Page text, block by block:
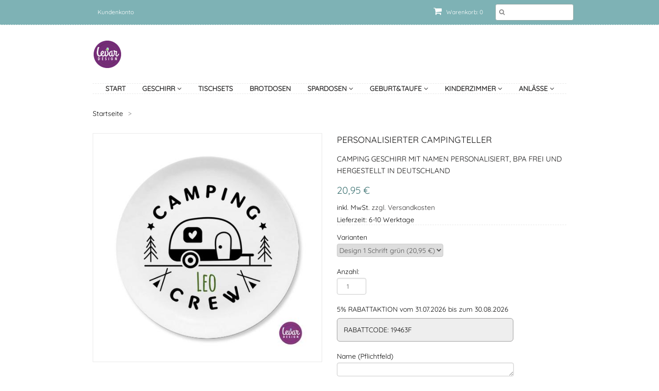
Warenkorb: 0
Kundenkonto
START GESCHIRR TISCHSETS BROTDOSEN SPARDOSEN GEBURT&TAUFE KINDERZIMMER ANLÄSSE
Startseite >
PERSONALISIERTER CAMPINGTELLER
CAMPING GESCHIRR MIT NAMEN PERSONALISIERT, BPA FREI UND
HERGESTELLT IN DEUTSCHLAND
20,95 €
inkl. MwSt. zzgl. Versandkosten
Lieferzeit: 6-10 Werktage
Varianten
Anzahl:
5% RABATTAKTION vom 31.07.2026 bis zum 30.08.2026
RABATTCODE: 19463F
Name (Pflichtfeld)